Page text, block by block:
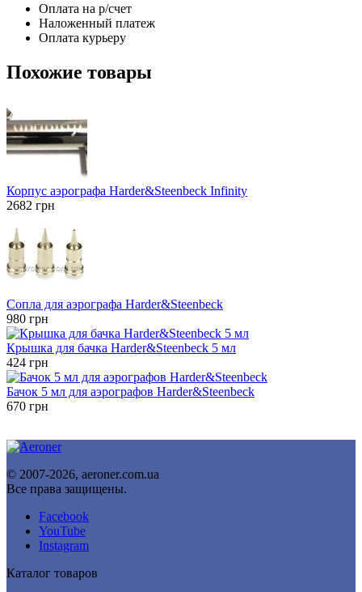
Оплата на р/счет
Наложенный платеж
Оплата курьеру
Похожие товары
Корпус аэрографа Harder&Steenbeck Infinity
2682 грн
Сопла для аэрографа Harder&Steenbeck
980 грн
Крышка для бачка Harder&Steenbeck 5 мл
424 грн
Бачок 5 мл для аэрографов Harder&Steenbeck
670 грн
© 2007-2026, aeroner.com.ua
Все права защищены.
Facebook
YouTube
Instagram
Каталог товаров